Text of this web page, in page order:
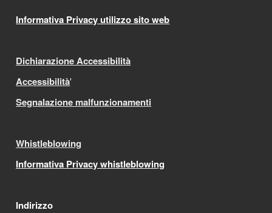
Informativa Privacy utilizzo sito web
Dichiarazione Accessibilità
Accessibilità'
Segnalazione malfunzionamenti
Whistleblowing
Informativa Privacy whistleblowing
Indirizzo